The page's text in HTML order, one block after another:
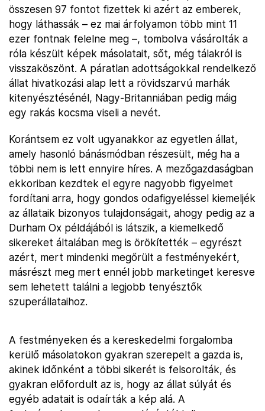
összesen 97 fontot fizettek ki azért az emberek,
hogy láthassák – ez mai árfolyamon több mint 11
ezer fontnak felelne meg –, tombolva vásárolták a
róla készült képek másolatait, sőt, még tálakról is
visszaköszönt. A páratlan adottságokkal rendelkező
állat hivatkozási alap lett a rövidszarvú marhák
kitenyésztésénél, Nagy-Britanniában pedig máig
egy rakás kocsma viseli a nevét.
Korántsem ez volt ugyanakkor az egyetlen állat,
amely hasonló bánásmódban részesült, még ha a
többi nem is lett ennyire híres. A mezőgazdaságban
ekkoriban kezdtek el egyre nagyobb figyelmet
fordítani arra, hogy gondos odafigyeléssel kiemeljék
az állataik bizonyos tulajdonságait, ahogy pedig az a
Durham Ox példájából is látszik, a kiemelkedő
sikereket általában meg is örökítették – egyrészt
azért, mert mindenki megőrült a festményekért,
másrészt meg mert ennél jobb marketinget keresve
sem lehetett találni a legjobb tenyésztők
szuperállataihoz.
A festményeken és a kereskedelmi forgalomba
kerülő másolatokon gyakran szerepelt a gazda is,
akinek időnként a többi sikerét is felsorolták, és
gyakran előfordult az is, hogy az állat súlyát és
egyéb adatait is odaírták a kép alá. A